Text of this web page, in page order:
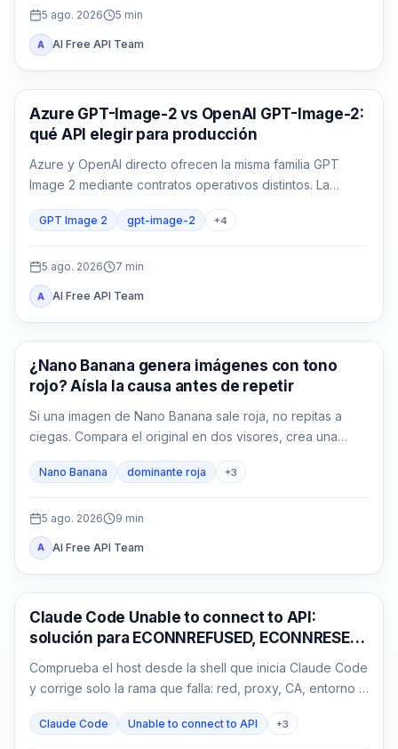
5 ago. 2026 5 min
A AI Free API Team
Generación de imágenes con IA
Azure GPT-Image-2 vs OpenAI GPT-Image-2:
qué API elegir para producción
Azure y OpenAI directo ofrecen la misma familia GPT
Image 2 mediante contratos operativos distintos. La
decisión depende de identidad, región, factura, cuota,
formato y soporte, no solo del nombre del modelo.
GPT Image 2 gpt-image-2 +4
5 ago. 2026 7 min
A AI Free API Team
Generación de imágenes con IA
¿Nano Banana genera imágenes con tono
rojo? Aísla la causa antes de repetir
Si una imagen de Nano Banana sale roja, no repitas a
ciegas. Compara el original en dos visores, crea una
cada vez.
Nano Banana dominante roja +3
5 ago. 2026 9 min
A AI Free API Team
Claude Code
Claude Code Unable to connect to API:
solución para ECONNREFUSED, ECONNRESET
Comprueba el host desde la shell que inicia Claude Code
y corrige solo la rama que falla: red, proxy, CA, entorno o
Claude Code Unable to connect to API +3